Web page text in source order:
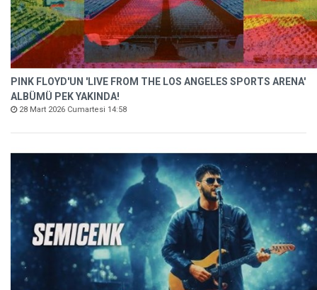
PINK FLOYD'UN 'LIVE FROM THE LOS ANGELES SPORTS ARENA'
ALBÜMÜ PEK YAKINDA!
28 Mart 2026 Cumartesi 14:58